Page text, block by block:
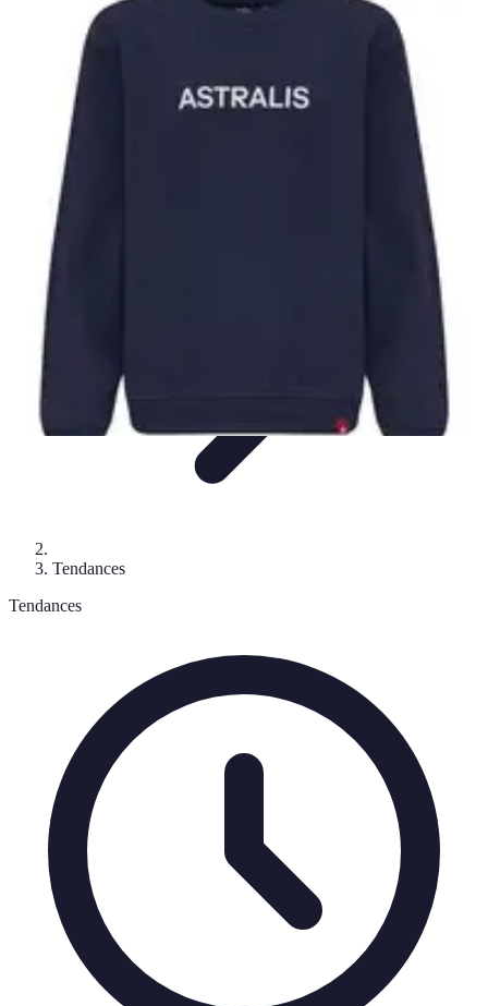
Basket Actu
Analyse et performances
performances
Basket Actu
Tendances
Tendances